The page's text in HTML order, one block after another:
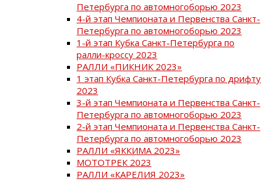
Петербурга по автомногоборью 2023
4-й этап Чемпионата и Первенства Санкт-
Петербурга по автомногоборью 2023
1-й этап Кубка Санкт-Петербурга по
ралли-кроссу 2023
РАЛЛИ «ПИКНИК 2023»
1 этап Кубка Санкт-Петербурга по дрифту
2023
3-й этап Чемпионата и Первенства Санкт-
Петербурга по автомногоборью 2023
2-й этап Чемпионата и Первенства Санкт-
Петербурга по автомногоборью 2023
РАЛЛИ «ЯККИМА 2023»
МОТОТРЕК 2023
РАЛЛИ «КАРЕЛИЯ 2023»